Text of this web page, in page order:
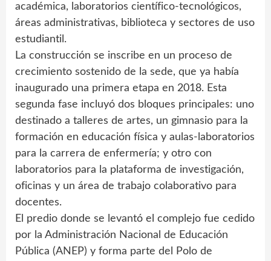
académica, laboratorios científico-tecnológicos,
áreas administrativas, biblioteca y sectores de uso
estudiantil.
La construcción se inscribe en un proceso de
crecimiento sostenido de la sede, que ya había
inaugurado una primera etapa en 2018. Esta
segunda fase incluyó dos bloques principales: uno
destinado a talleres de artes, un gimnasio para la
formación en educación física y aulas-laboratorios
para la carrera de enfermería; y otro con
laboratorios para la plataforma de investigación,
oficinas y un área de trabajo colaborativo para
docentes.
El predio donde se levantó el complejo fue cedido
por la Administración Nacional de Educación
Pública (ANEP) y forma parte del Polo de